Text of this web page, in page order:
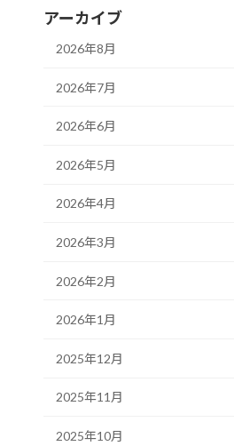
アーカイブ
2026年8月
2026年7月
2026年6月
2026年5月
2026年4月
2026年3月
2026年2月
2026年1月
2025年12月
2025年11月
2025年10月